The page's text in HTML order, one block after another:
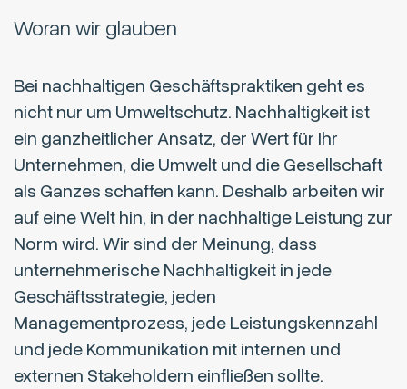
Woran wir glauben
Bei nachhaltigen Geschäftspraktiken geht es
nicht nur um Umweltschutz. Nachhaltigkeit ist
ein ganzheitlicher Ansatz, der Wert für Ihr
Unternehmen, die Umwelt und die Gesellschaft
als Ganzes schaffen kann. Deshalb arbeiten wir
auf eine Welt hin, in der nachhaltige Leistung zur
Norm wird. Wir sind der Meinung, dass
unternehmerische Nachhaltigkeit in jede
Geschäftsstrategie, jeden
Managementprozess, jede Leistungskennzahl
und jede Kommunikation mit internen und
externen Stakeholdern einfließen sollte.